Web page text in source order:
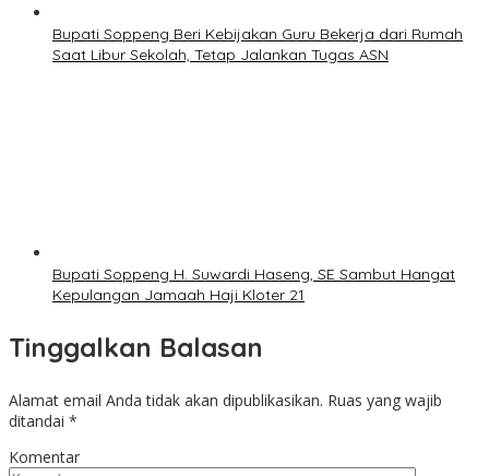
Bupati Soppeng Beri Kebijakan Guru Bekerja dari Rumah
Saat Libur Sekolah, Tetap Jalankan Tugas ASN
Bupati Soppeng H. Suwardi Haseng, SE Sambut Hangat
Kepulangan Jamaah Haji Kloter 21
Tinggalkan Balasan
Alamat email Anda tidak akan dipublikasikan. Ruas yang wajib
ditandai *
Komentar